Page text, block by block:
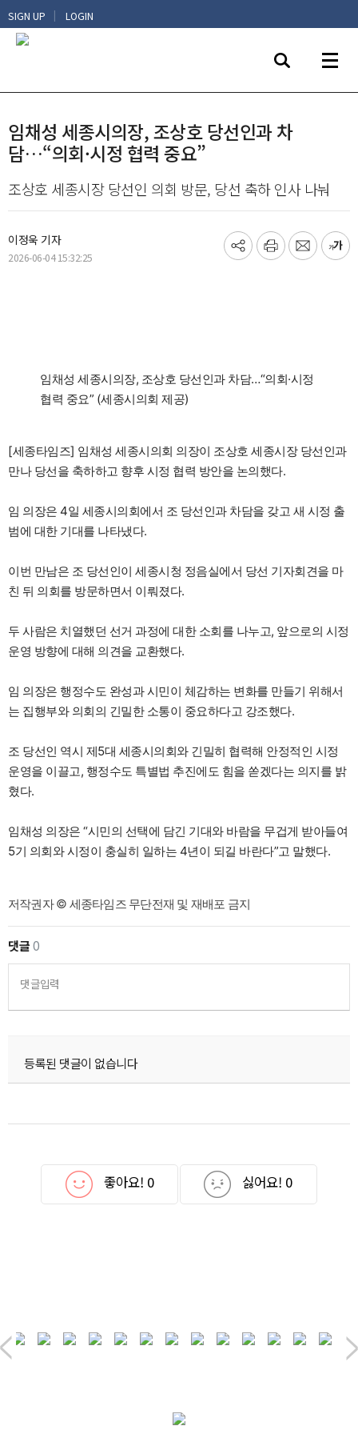
SIGN UP | LOGIN
임채성 세종시의장, 조상호 당선인과 차
담…“의회·시정 협력 중요”
조상호 세종시장 당선인 의회 방문, 당선 축하 인사 나눠
이정욱 기자
2026-06-04 15:32:25
기
프
메
글
임채성 세종시의장, 조상호 당선인과 차담…“의회·시정
협력 중요” (세종시의회 제공)
[세종타임즈] 임채성 세종시의회 의장이 조상호 세종시장 당선인과
만나 당선을 축하하고 향후 시정 협력 방안을 논의했다.
임 의장은 4일 세종시의회에서 조 당선인과 차담을 갖고 새 시정 출
범에 대한 기대를 나타냈다.
이번 만남은 조 당선인이 세종시청 정음실에서 당선 기자회견을 마
친 뒤 의회를 방문하면서 이뤄졌다.
두 사람은 치열했던 선거 과정에 대한 소회를 나누고, 앞으로의 시정
운영 방향에 대해 의견을 교환했다.
임 의장은 행정수도 완성과 시민이 체감하는 변화를 만들기 위해서
는 집행부와 의회의 긴밀한 소통이 중요하다고 강조했다.
조 당선인 역시 제5대 세종시의회와 긴밀히 협력해 안정적인 시정
운영을 이끌고, 행정수도 특별법 추진에도 힘을 쏟겠다는 의지를 밝
혔다.
임채성 의장은 “시민의 선택에 담긴 기대와 바람을 무겁게 받아들여
5기 의회와 시정이 충실히 일하는 4년이 되길 바란다”고 말했다.
저작권자 © 세종타임즈 무단전재 및 재배포 금지
댓글0
댓글입력
등록된 댓글이 없습니다
좋아요! 0 싫어요! 0